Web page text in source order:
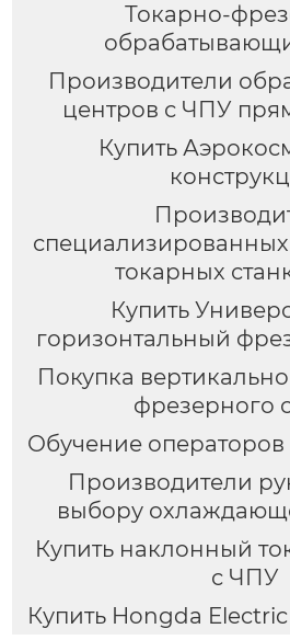
Токарно-
Производители
центров с ЧПУ
Купить
токарных
Купить
горизонтальный
Покупка
фрезерного
Обучение операторов
Производители
выбору
Купить наклонный
с ЧПУ
Купить Hongda Electric